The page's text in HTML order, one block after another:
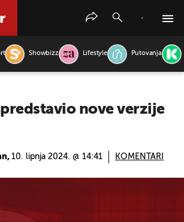
Showbizz Lifestyle Putovanja
nove verzije
10. lipnja 2024. @ 14:41 KOMENTARI